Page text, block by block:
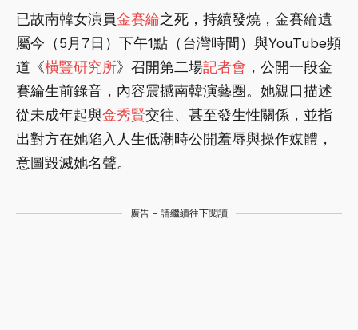
已故南韓女演員金賽綸之死，持續發燒，金賽綸遺
屬今（5月7日）下午1點（台灣時間）與YouTube頻
道《橫豎研究所》召開第二場記者會 ，公開一段金
賽綸生前錄音，內容震撼南韓演藝圈。她親口描述
從未成年起與金秀賢交往、甚至發生性關係，並指
出對方在她陷入人生低潮時公開羞辱與操作媒體，
意圖毀滅她名聲。
廣告 - 請繼續往下閱讀